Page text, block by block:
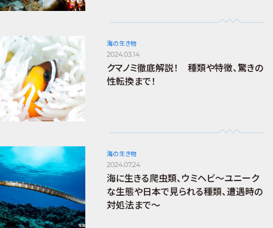
海の生き物
2024.03.14
クマノミ徹底解説！ 種類や特徴、驚きの
性転換まで！
海の生き物
2024.07.24
海に生きる爬虫類、ウミヘビ～ユニーク
な生態や日本で見られる種類、遭遇時の
対処法まで～